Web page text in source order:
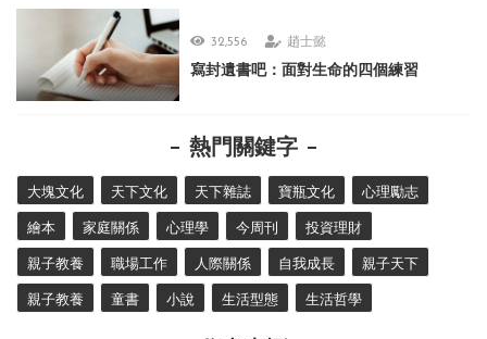
32,556 趙士懿
寫封遺書吧：面對生命的四個練習
熱門關鍵字
大塊文化 天下文化 天下雜誌 寶瓶文化 心理勵志
繪本 家庭關係 心理學 今周刊 投資理財
親子教養 職場工作 人際關係 自我成長 親子天下
親子教養 童書 小說 生活型態 生活哲學